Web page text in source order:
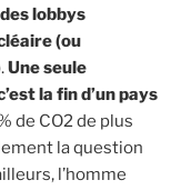
lobbys
(ou
.Une seule
la fin d’un pays
de CO2 de plus
la question
l’homme